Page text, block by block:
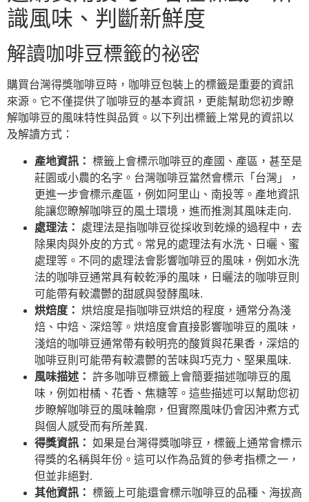
識風味、判斷新鮮度
解讀咖啡豆標籤的祕密
購買台灣得獎咖啡豆時，咖啡豆包裝上的標籤是重要的資訊
來源。它不僅提供了咖啡豆的基本資訊，更能幫助您初步瞭
解咖啡豆的風味特性與品質。以下列出標籤上常見的資訊以
及解讀方式：
產地資訊： 標籤上會標示咖啡豆的產國、產區，甚至是
莊園或小農的名字。台灣咖啡豆當然會標示「台灣」，
更進一步會標示產區，例如阿里山、南投等。產地資訊
能讓您瞭解咖啡豆的風土環境，進而推測其風味走向.
處理法：
處理法是指咖啡豆從採收到乾燥的過程中，去
除果肉與外皮的方式。常見的處理法有水洗、日曬、蜜
處理等。不同的處理法會影響咖啡豆的風味，例如水洗
法的咖啡豆通常具有較乾淨的風味，日曬法的咖啡豆則
可能帶有較濃鬱的甜感與發酵風味.
烘焙度： 烘焙度是指咖啡豆烘焙的程度，通常分為淺
焙、中焙、深焙等。烘焙度會直接影響咖啡豆的風味，
淺焙的咖啡豆通常帶有較明亮的酸質與花果香，深焙的
咖啡豆則可能帶有較濃鬱的苦味與巧克力、堅果風味.
風味描述： 許多咖啡豆標籤上會簡要描述咖啡豆的風
味，例如柑橘、花香、焦糖等。這些描述可以幫助您初
步瞭解咖啡豆的風味輪廓，但實際風味仍會因沖煮方式
與個人感受而有所差異.
得獎資訊： 如果是台灣得獎咖啡豆，標籤上通常會標示
得獎的名稱與年份。這可以作為品質的參考指標之一，
但並非絕對.
其他資訊： 標籤上可能還會標示咖啡豆的品種、海拔高